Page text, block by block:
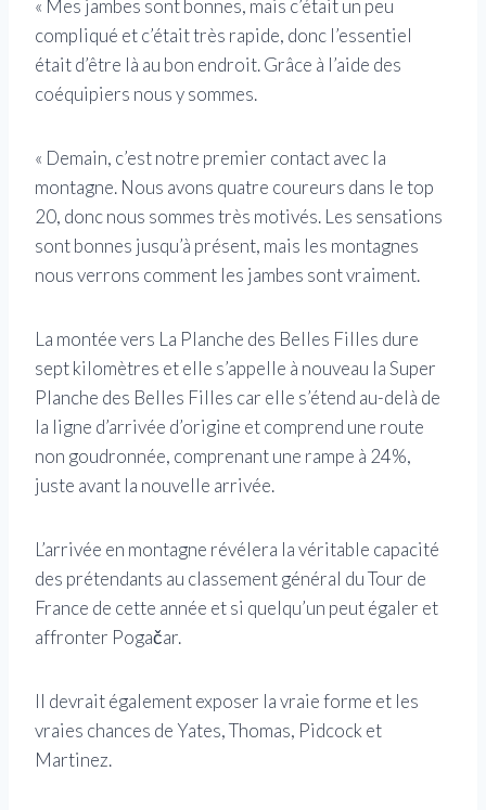
« Mes jambes sont bonnes, mais c’était un peu
compliqué et c’était très rapide, donc l’essentiel
était d’être là au bon endroit. Grâce à l’aide des
coéquipiers nous y sommes.
« Demain, c’est notre premier contact avec la
montagne. Nous avons quatre coureurs dans le top
20, donc nous sommes très motivés. Les sensations
sont bonnes jusqu’à présent, mais les montagnes
nous verrons comment les jambes sont vraiment.
La montée vers La Planche des Belles Filles dure
sept kilomètres et elle s’appelle à nouveau la Super
Planche des Belles Filles car elle s’étend au-delà de
la ligne d’arrivée d’origine et comprend une route
non goudronnée, comprenant une rampe à 24%,
juste avant la nouvelle arrivée.
L’arrivée en montagne révélera la véritable capacité
des prétendants au classement général du Tour de
France de cette année et si quelqu’un peut égaler et
affronter Pogačar.
Il devrait également exposer la vraie forme et les
vraies chances de Yates, Thomas, Pidcock et
Martinez.